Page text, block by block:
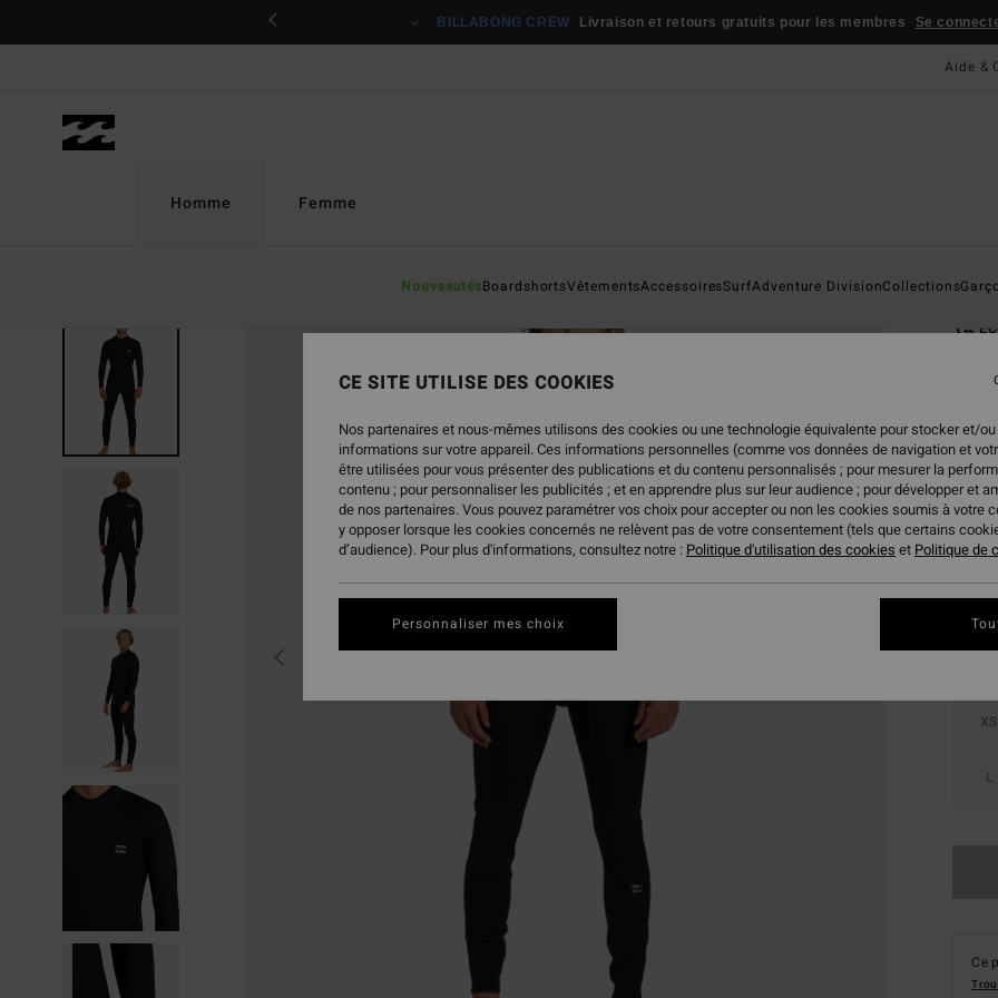
BILLABONG CREW Livraison et retours gratuits pour les membres Se
Aide &
Homme
NouveautésBoardshortsVêtementsAccessoiresSurfAdventure DivisionCollections
Femme
RUPTURE DE STOCK
ECO-
XS
L
Ce
CE SITE UTILISE DES COOKIES
Nos partenaires et nous-mêmes utilisons des cookies ou une technologie équivalente pour stocker et/
informations sur votre appareil. Ces informations personnelles (comme vos données de navigation et
être utilisées pour vous présenter des publications et du contenu personnalisés ; pour mesurer la
contenu ; pour personnaliser les publicités ; et en apprendre plus sur leur audience ; pour développer et
de nos partenaires. Vous pouvez paramétrer vos choix pour accepter ou non les cookies soumis à votre
y opposer lorsque les cookies concernés ne relèvent pas de votre consentement (tels que certains
d’audience). Pour plus d'informations, consultez notre : Politique d'utilisation des cookies et Politique de
Personnaliser mes choix